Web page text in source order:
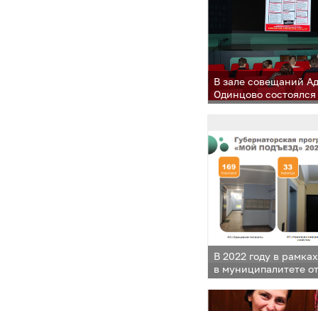
В зале совещаний
Одинцово
жителей на тему
В 2022 году в
в муниципалитете
подъездов